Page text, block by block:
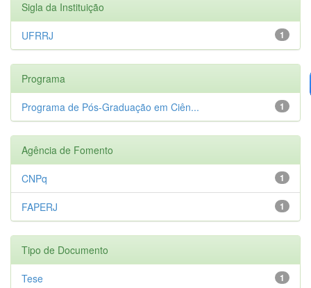
Sigla da Instituição
1
UFRRJ
Programa
1
Programa de Pós-Graduação em Ciên...
Agência de Fomento
1
CNPq
1
FAPERJ
Tipo de Documento
1
Tese